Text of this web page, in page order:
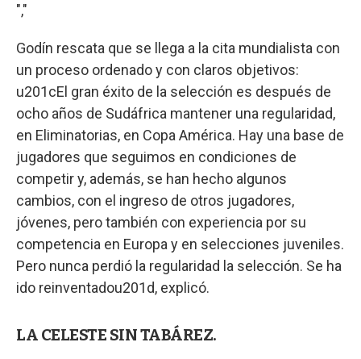
","
Godín rescata que se llega a la cita mundialista con
un proceso ordenado y con claros objetivos:
u201cEl gran éxito de la selección es después de
ocho años de Sudáfrica mantener una regularidad,
en Eliminatorias, en Copa América. Hay una base de
jugadores que seguimos en condiciones de
competir y, además, se han hecho algunos
cambios, con el ingreso de otros jugadores,
jóvenes, pero también con experiencia por su
competencia en Europa y en selecciones juveniles.
Pero nunca perdió la regularidad la selección. Se ha
ido reinventadou201d, explicó.
LA CELESTE SIN TABÁREZ.